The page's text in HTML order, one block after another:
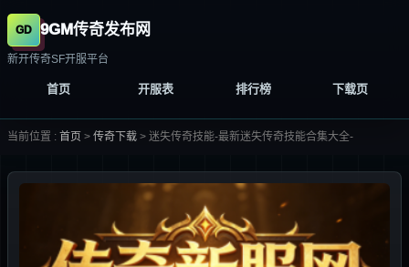
9GM传奇发布网
新开传奇SF开服平台
首页 开服表 排行榜 下载页
当前位置 : 首页 > 传奇下载 > 迷失传奇技能-最新迷失传奇技能合集大全-